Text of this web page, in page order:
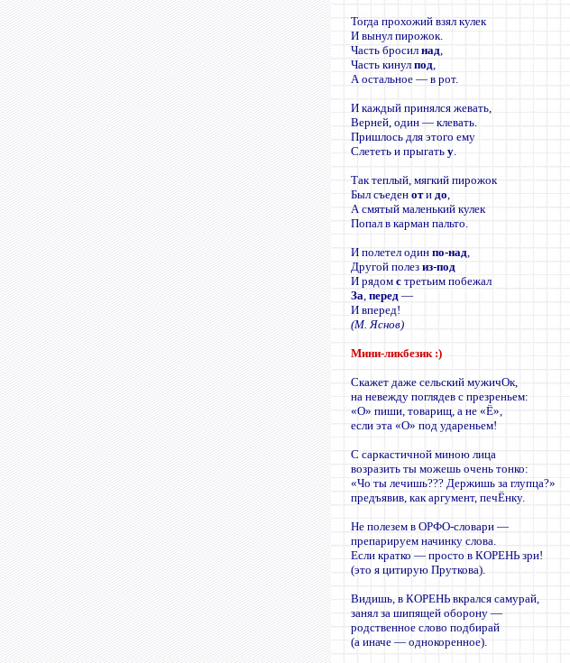
Тогда прохожий взял кулек
И вынул пирожок.
Часть бросилнад,
Часть кинулпод,
А остальное — в рот.
И каждый принялся жевать,
Верней, один — клевать.
Пришлось для этого ему
Слететь и прыгатьу.
Так теплый, мягкий пирожок
Был съеденотидо,
А смятый маленький кулек
Попал в карман пальто.
И полетел одинпо-над,
Другой полезиз-под
И рядомс третьим побежал
За,перед —
И вперед!
(М. Яснов)
Мини-ликбезик :)
Скажет даже сельский мужичОк,
на невежду поглядев с презреньем:
«О» пиши, товарищ, а не «Ё»,
если эта «О» под удареньем!
С саркастичной миною лица
возразить ты можешь очень тонко:
«Чо ты лечишь??? Держишь за глупца?»
предъявив, как аргумент, печЁнку.
Не полезем в ОРФО-словари —
препарируем начинку слова.
Если кратко — просто в КОРЕНЬ зри!
(это я цитирую Пруткова).
Видишь, в КОРЕНЬ вкрался самурай,
занял за шипящей оборону —
родственное слово подбирай
(а иначе — однокоренное).